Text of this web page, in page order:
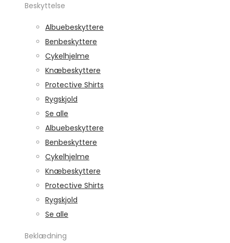
Beskyttelse
Albuebeskyttere
Benbeskyttere
Cykelhjelme
Knæbeskyttere
Protective Shirts
Rygskjold
Se alle
Albuebeskyttere
Benbeskyttere
Cykelhjelme
Knæbeskyttere
Protective Shirts
Rygskjold
Se alle
Beklædning